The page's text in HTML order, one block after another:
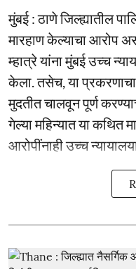
मुंबई : ठाणे जिल्ह्यातील
मारहाण केल्याचा आरोप
म्हात्रे यांना मुंबई उच्च
केला. तसेच, या
मुदतीत चालवून पूर्ण
गेल्या महिन्यात या कथित
आरोपींनाही उच्च